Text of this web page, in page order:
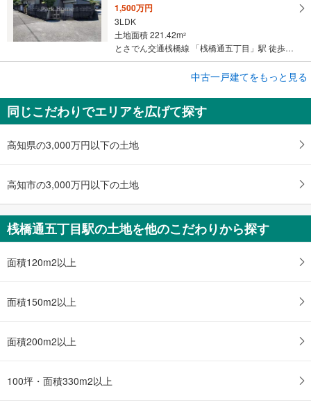
1,500万円
3LDK
土地面積 221.42m2
とさでん交通桟橋線 「桟橋通五丁目」駅 徒歩50分
高知市横浜新町3丁目
2,280万円
4LDK
土地面積 224.91m
中古一戸建てをもっと見る
同じこだわりでエリアを広げて探す
高知県の3,000万円以下の土地
高知市の3,000万円以下の土地
桟橋通五丁目駅の土地を他のこだわりから探す
面積120m2以上
面積150m2以上
面積200m2以上
100坪・面積330m2以上